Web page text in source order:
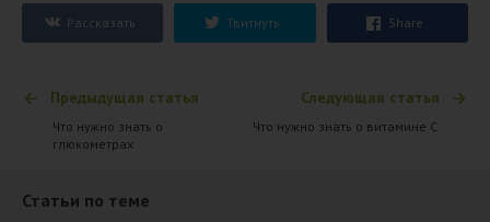
Рассказать Твитнуть Share
Предыдущая статья
​Что нужно знать о
глюкометрах
Следующая статья
Что нужно знать о витамине C
Статьи по теме